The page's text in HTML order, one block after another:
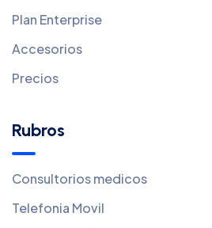
Plan Enterprise
Accesorios
Precios
Rubros
Consultorios medicos
Telefonia Movil